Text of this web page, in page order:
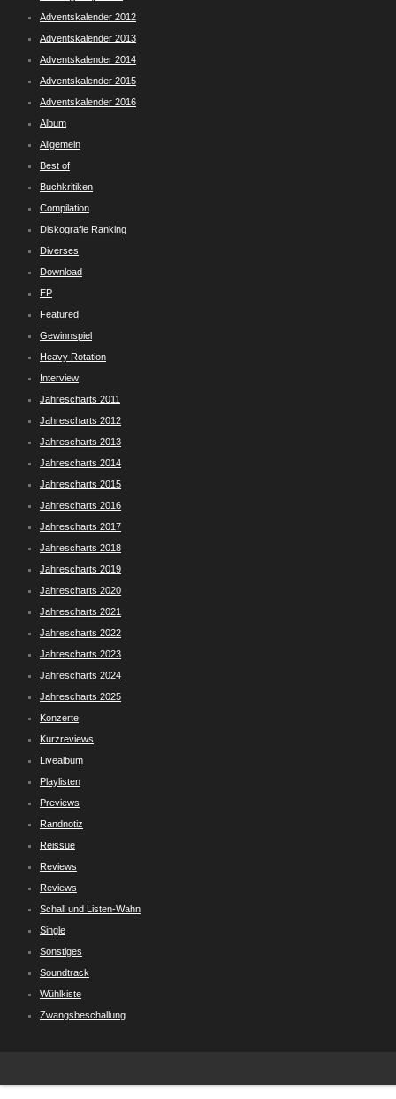
Adventskalender 2012
Adventskalender 2013
Adventskalender 2014
Adventskalender 2015
Adventskalender 2016
Album
Allgemein
Best of
Buchkritiken
Compilation
Diskografie Ranking
Diverses
Download
EP
Featured
Gewinnspiel
Heavy Rotation
Interview
Jahrescharts 2011
Jahrescharts 2012
Jahrescharts 2013
Jahrescharts 2014
Jahrescharts 2015
Jahrescharts 2016
Jahrescharts 2017
Jahrescharts 2018
Jahrescharts 2019
Jahrescharts 2020
Jahrescharts 2021
Jahrescharts 2022
Jahrescharts 2023
Jahrescharts 2024
Jahrescharts 2025
Konzerte
Kurzreviews
Livealbum
Playlisten
Previews
Randnotiz
Reissue
Reviews
Reviews
Schall und Listen-Wahn
Single
Sonstiges
Soundtrack
Wühlkiste
Zwangsbeschallung